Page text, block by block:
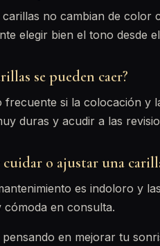
carillas no cambian de color
elegir bien el tono desde
se pueden caer?
frecuente si la colocación y
duras y acudir a las
cuidar o ajustar una
es indoloro y
cómoda en consulta.
pensando en mejorar tu